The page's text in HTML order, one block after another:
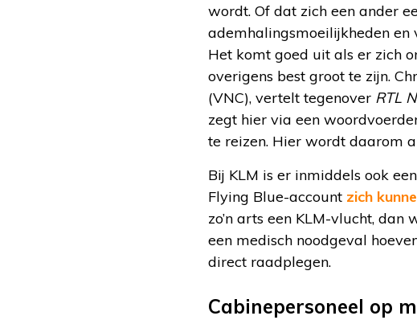
wordt. Of dat zich een ander
ademhalingsmoeilijkheden en
Het komt goed uit als er zich
overigens best groot te zijn.
(VNC), vertelt tegenover RTL
zegt hier via een
te reizen. Hier wordt daarom
Bij KLM is er inmiddels ook
Flying Blue-account zich
zo’n arts een KLM-vlucht,
een medisch noodgeval
direct raadplegen.
Cabinepersoneel op